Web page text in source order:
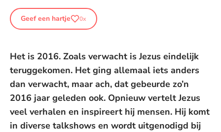
Geef een hartje 0x
Het is 2016. Zoals verwacht is Jezus eindelijk
teruggekomen. Het ging allemaal iets anders
dan verwacht, maar ach, dat gebeurde zo’n
2016 jaar geleden ook. Opnieuw vertelt Jezus
veel verhalen en inspireert hij mensen. Hij komt
in diverse talkshows en wordt uitgenodigd bij